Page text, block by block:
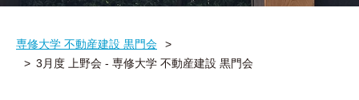
専修大学 不動産建設 黒門会
3月度 上野会 - 専修大学 不動産建設 黒門会